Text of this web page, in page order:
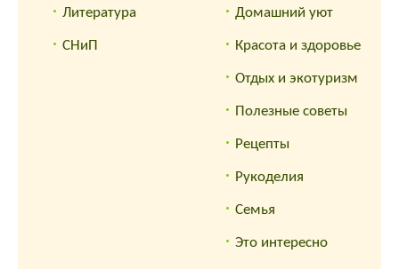
Литература
СНиП
Домашний уют
Красота и здоровье
Отдых и экотуризм
Полезные советы
Рецепты
Рукоделия
Семья
Это интересно